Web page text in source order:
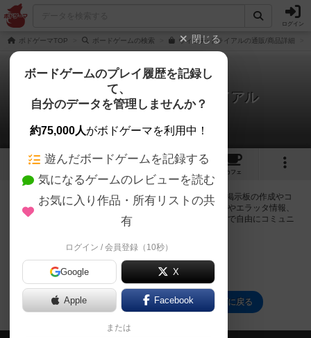
ログイン
ボドゲーマTOP ボードゲームの検索 ウィッチ･トライアルの通販/商品詳細
魔女裁判 / ウィッチ・トライアル
0件の掲示板
5 5
カフェ
ログインすると魔女裁判 / ウィッチ・トライアルに関する掲示板の作成やコ
メントの書き込みが出来るようになります。ルールの疑問やエラッタ情報、
マニュアルでは判断し辛い曖昧な表記等について会員同士で自由にコミュニ
ログイン/無料会員登録
魔女裁判 / ウィッチ・トライアルのトップに戻る
閉じる
ボードゲームのプレイ履歴を記録し
て、
自分のデータを管理しませんか？
約75,000人がボドゲーマを利用中！
遊んだボードゲームを記録する
気になるゲームのレビューを読む
お気に入り作品・所有リストの共
有
ログイン / 会員登録（10秒）
Google X
Apple Facebook
または